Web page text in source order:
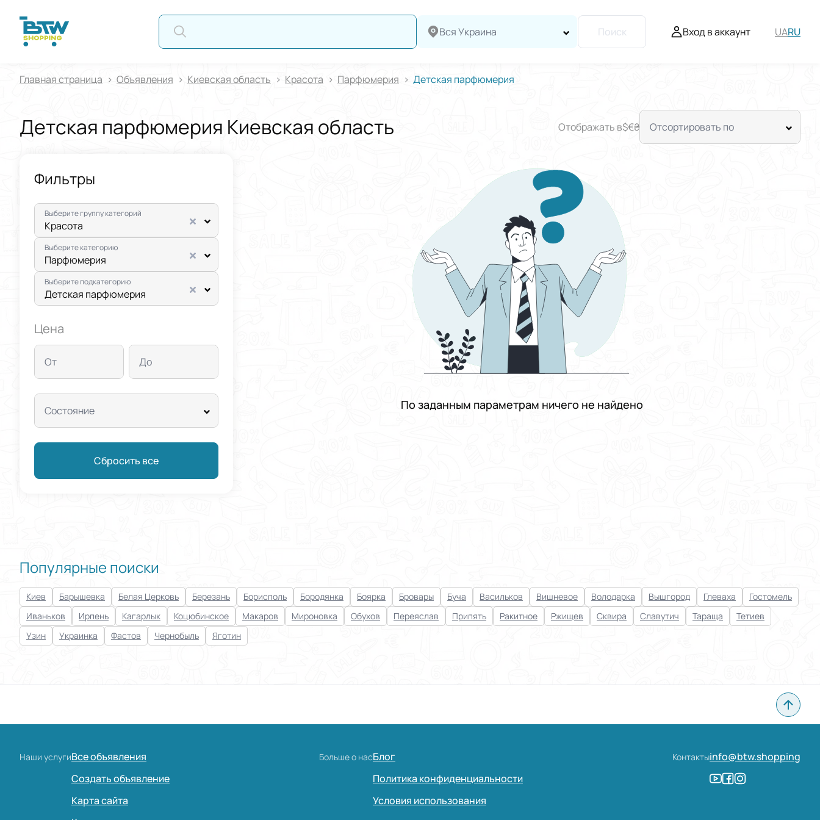
Вся Украина Поиск Вход в аккаунт UARU
Главная страница Oбъявления Киевская область Красота Парфюмерия Детская парфюмерия
Детская парфюмерия Киевская область Отображать в$€₴ Отсортировать по
Фильтры
Выберите группу категорий
Красота
Выберите категорию
Парфюмерия
Выберите подкатегорию
Детская парфюмерия
Цена
От До
Состояние
Сбросить все
По заданным параметрам ничего не найдено
Популярные поиски
Киев Барышевка Белая Церковь Березань Борисполь Бородянка Боярка Бровары Буча Васильков Вишневое Володарка Вышгород Глеваха
Гостомель
Иваньков
Ирпень Кагарлык Коцюбинское Макаров Мироновка Обухов Переяслав Припять Ракитное Ржищев Сквира Славутич Тараща
Тетиев
Узин
Украинка Фастов Чернобыль Яготин
Наши услугиВсе объявления
Создать объявление
Карта сайта
Больше о насБлог
Политика конфиденциальности
Условия использования
Контактыinfo@btw.shopping